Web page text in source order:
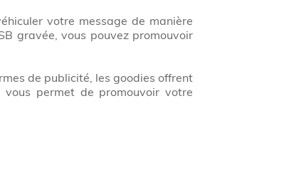
votre message de manière
gravée, vous pouvez promouvoir
de publicité, les goodies offrent
permet de promouvoir votre